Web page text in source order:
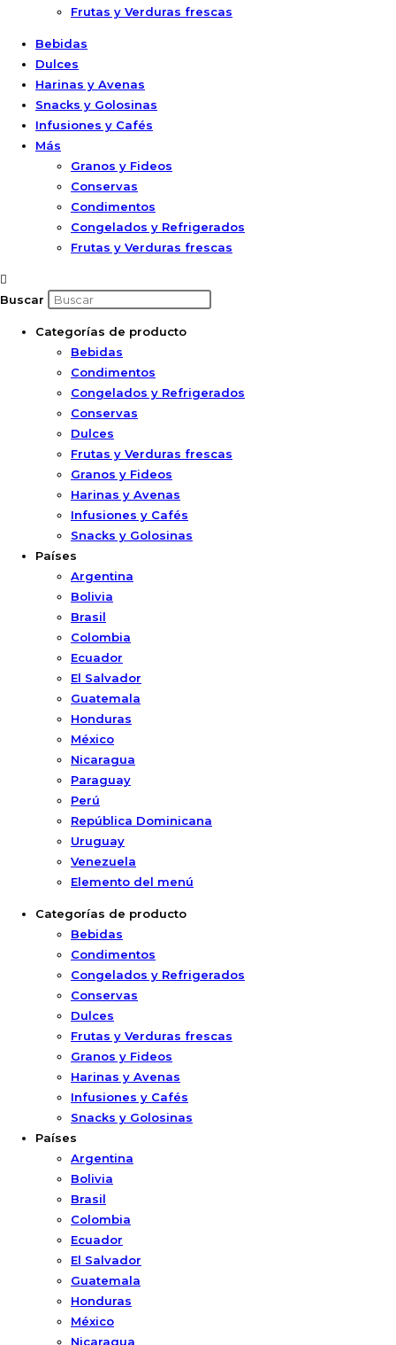
Frutas y Verduras frescas
Bebidas
Dulces
Harinas y Avenas
Snacks y Golosinas
Infusiones y Cafés
Más
Granos y Fideos
Conservas
Condimentos
Congelados y Refrigerados
Frutas y Verduras frescas
Buscar
Categorías de producto
Bebidas
Condimentos
Congelados y Refrigerados
Conservas
Dulces
Frutas y Verduras frescas
Granos y Fideos
Harinas y Avenas
Infusiones y Cafés
Snacks y Golosinas
Países
Argentina
Bolivia
Brasil
Colombia
Ecuador
El Salvador
Guatemala
Honduras
México
Nicaragua
Paraguay
Perú
República Dominicana
Uruguay
Venezuela
Elemento del menú
Categorías de producto
Bebidas
Condimentos
Congelados y Refrigerados
Conservas
Dulces
Frutas y Verduras frescas
Granos y Fideos
Harinas y Avenas
Infusiones y Cafés
Snacks y Golosinas
Países
Argentina
Bolivia
Brasil
Colombia
Ecuador
El Salvador
Guatemala
Honduras
México
Nicaragua